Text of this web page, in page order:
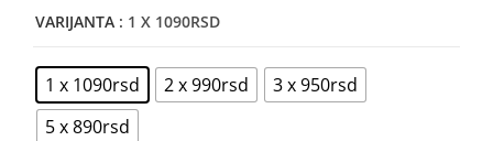
VARIJANTA : 1 X 1090RSD
1 x 1090rsd 2 x 990rsd
3 x 950rsd
5 x 890rsd